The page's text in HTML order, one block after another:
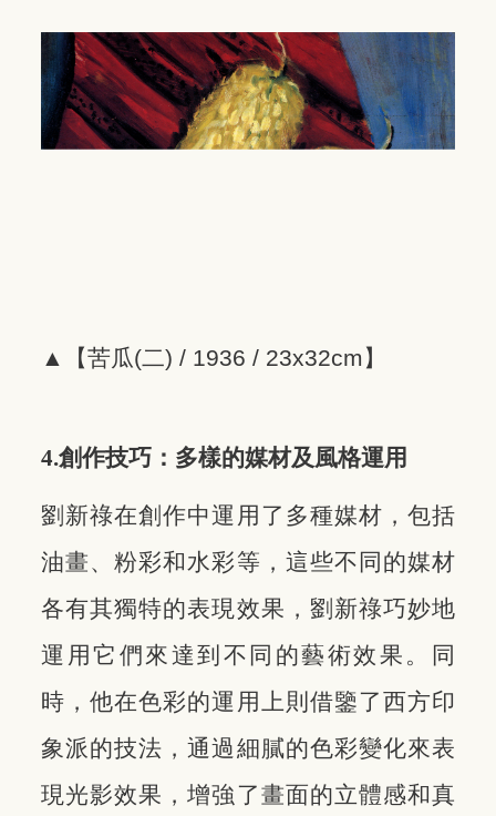
▲【苦瓜(二) / 1936 / 23x32cm】
4.創作技巧：多樣的媒材及風格運用
劉新祿在創作中運用了多種媒材，包括
油畫、粉彩和水彩等，這些不同的媒材
各有其獨特的表現效果，劉新祿巧妙地
運用它們來達到不同的藝術效果。同
時，他在色彩的運用上則借鑒了西方印
象派的技法，通過細膩的色彩變化來表
現光影效果，增強了畫面的立體感和真